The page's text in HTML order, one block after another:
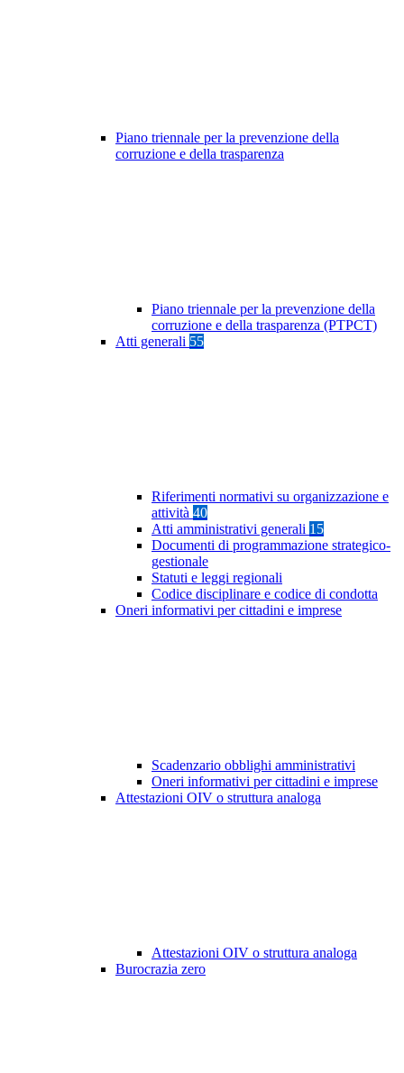
Piano triennale per la prevenzione della
corruzione e della trasparenza
Piano triennale per la prevenzione della
corruzione e della trasparenza (PTPCT)
Atti generali 55
Riferimenti normativi su organizzazione e
attività 40
Atti amministrativi generali 15
Documenti di programmazione strategico-
gestionale
Statuti e leggi regionali
Codice disciplinare e codice di condotta
Oneri informativi per cittadini e imprese
Scadenzario obblighi amministrativi
Oneri informativi per cittadini e imprese
Attestazioni OIV o struttura analoga
Attestazioni OIV o struttura analoga
Burocrazia zero